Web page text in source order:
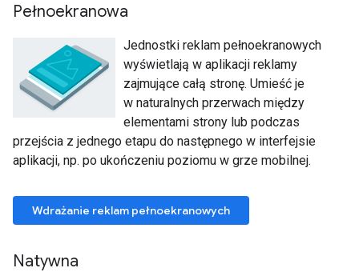
Pełnoekranowa
Jednostki reklam pełnoekranowych
wyświetlają w aplikacji reklamy
zajmujące całą stronę. Umieść je
w naturalnych przerwach między
elementami strony lub podczas
przejścia z jednego etapu do następnego w interfejsie
aplikacji, np. po ukończeniu poziomu w grze mobilnej.
Wdrażanie reklam pełnoekranowych
Natywna